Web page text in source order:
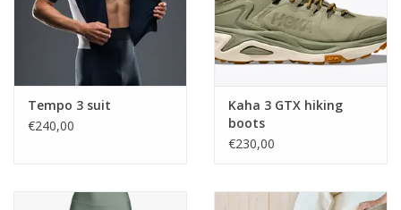
Tempo 3 suit
€240,00
Kaha 3 GTX hiking
boots
€230,00